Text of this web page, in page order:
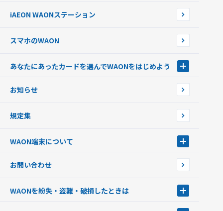
チャージ上限金額の変更について
iAEON WAONステーション
スマホのWAON
あなたにあったカードを選んでWAONをはじめよう
フードバンク応援WAON
ご当地WAON
G.G WAON
WAONカード・WAONカードプラス
モバイルWAON
お知らせ
規定集
WAON端末について
WAONネットステーション
新型WAONステーション
お問い合わせ
WAONを紛失・盗難・破損したときは